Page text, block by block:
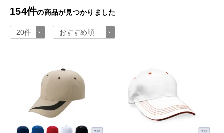
154件の商品が見つかりました